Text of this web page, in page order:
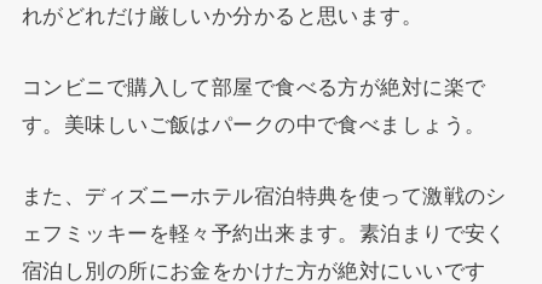
れがどれだけ厳しいか分かると思います。
コンビニで購入して部屋で食べる方が絶対に楽で
す。美味しいご飯はパークの中で食べましょう。
また、ディズニーホテル宿泊特典を使って激戦のシ
ェフミッキーを軽々予約出来ます。素泊まりで安く
宿泊し別の所にお金をかけた方が絶対にいいです